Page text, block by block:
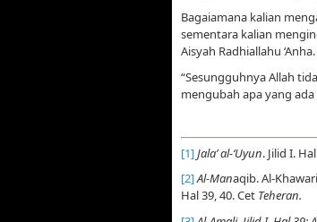
Bagaiamana kalian
sementara kalian
Aisyah Radhiallahu
“Sesungguhnya Allah
mengubah apa yang ada
[1] Jala’ al-‘Uyun. Jilid I.
[2]Al-Manaqib. Al-
Hal 39, 40. Cet Teheran.